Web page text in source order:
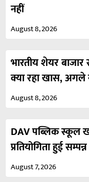
नहीं
August 8, 2026
भारतीय शेयर बाजार
क्या रहा खास, अगले
August 8, 2026
DAV पब्लिक स्कूल
प्रतियोगिता हुई सम्पन्न
August 7, 2026